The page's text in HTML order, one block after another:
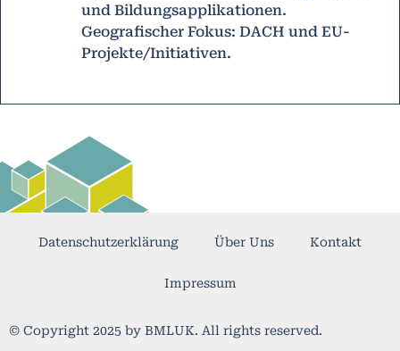
und Bildungsapplikationen.
Geografischer Fokus: DACH und EU-
Projekte/Initiativen.
© Copyright 2025 by BMLUK. All rights reserved.
Datenschutzerklärung Über Uns Kontakt
Impressum